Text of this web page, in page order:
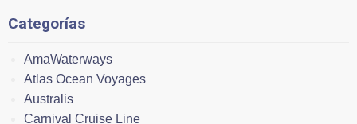
Categorías
AmaWaterways
Atlas Ocean Voyages
Australis
Carnival Cruise Line